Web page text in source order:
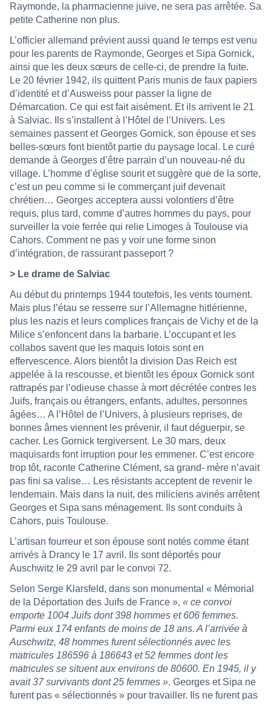
Raymonde, la pharmacienne juive, ne sera pas arrêtée. Sa
petite Catherine non plus.
L’officier allemand prévient aussi quand le temps est venu
pour les parents de Raymonde, Georges et Sipa Gornick,
ainsi que les deux sœurs de celle-ci, de prendre la fuite.
Le 20 février 1942, ils quittent Paris munis de faux papiers
d’identité et d’Ausweiss pour passer la ligne de
Démarcation. Ce qui est fait aisément. Et ils arrivent le 21
à Salviac. Ils s’installent à l’Hôtel de l’Univers. Les
semaines passent et Georges Gornick, son épouse et ses
belles-sœurs font bientôt partie du paysage local. Le curé
demande à Georges d’être parrain d’un nouveau-né du
village. L’homme d’église sourit et suggère que de la sorte,
c’est un peu comme si le commerçant juif devenait
chrétien… Georges acceptera aussi volontiers d’être
requis, plus tard, comme d’autres hommes du pays, pour
surveiller la voie ferrée qui relie Limoges à Toulouse via
Cahors. Comment ne pas y voir une forme sinon
d’intégration, de rassurant passeport ?
> Le drame de Salviac
Au début du printemps 1944 toutefois, les vents tournent.
Mais plus l’étau se resserre sur l’Allemagne hitlérienne,
plus les nazis et leurs complices français de Vichy et de la
Milice s’enfoncent dans la barbarie. L’occupant et les
collabos savent que les maquis lotois sont en
effervescence. Alors bientôt la division Das Reich est
appelée à la rescousse, et bientôt les époux Gornick sont
rattrapés par l’odieuse chasse à mort décrétée contres les
Juifs, français ou étrangers, enfants, adultes, personnes
âgées… A l’Hôtel de l’Univers, à plusieurs reprises, de
bonnes âmes viennent les prévenir, il faut déguerpir, se
cacher. Les Gornick tergiversent. Le 30 mars, deux
maquisards font irruption pour les emmener. C’est encore
trop tôt, raconte Catherine Clément, sa grand- mère n’avait
pas fini sa valise… Les résistants acceptent de revenir le
lendemain. Mais dans la nuit, des miliciens avinés arrêtent
Georges et Sipa sans ménagement. Ils sont conduits à
Cahors, puis Toulouse.
L’artisan fourreur et son épouse sont notés comme étant
arrivés à Drancy le 17 avril. Ils sont déportés pour
Auschwitz le 29 avril par le convoi 72.
Selon Serge Klarsfeld, dans son monumental « Mémorial
de la Déportation des Juifs de France », « ce convoi
emporte 1004 Juifs dont 398 hommes et 606 femmes.
Parmi eux 174 enfants de moins de 18 ans. A l’arrivée à
Auschwitz, 48 hommes furent sélectionnés avec les
matricules 186596 à 186643 et 52 femmes dont les
matricules se situent aux environs de 80600. En 1945, il y
avait 37 survivants dont 25 femmes ». Georges et Sipa ne
furent pas « sélectionnés » pour travailler. Ils ne furent pas